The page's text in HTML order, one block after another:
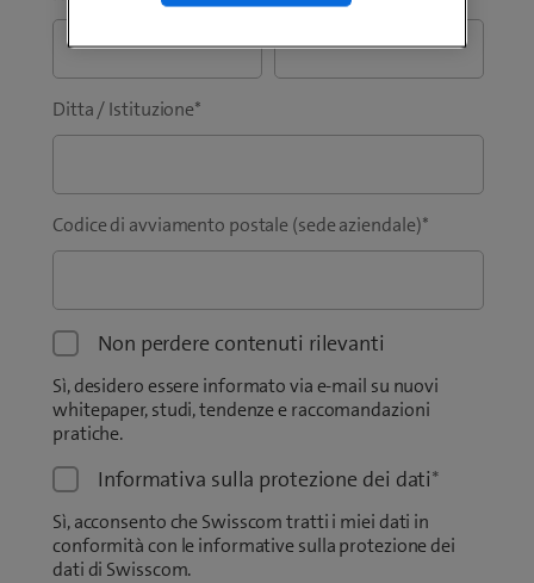
Ditta / Istituzione*
Codice di avviamento postale (sede aziendale)*
Non perdere contenuti rilevanti
Sì, desidero essere informato via e-mail su nuovi
whitepaper, studi, tendenze e raccomandazioni
pratiche.
Informativa sulla protezione dei dati*
Sì, acconsento che Swisscom tratti i miei dati in
conformità con le informative sulla protezione dei
dati di Swisscom.